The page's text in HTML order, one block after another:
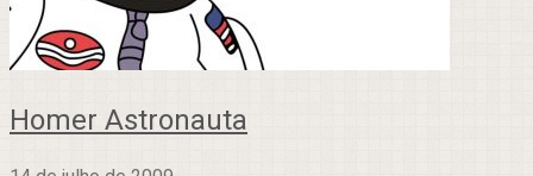
Homer Astronauta